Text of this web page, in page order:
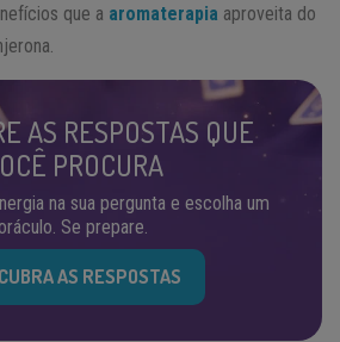
que a aromaterapia aproveita do
AS RESPOSTAS QUE
PROCURA
na sua pergunta e escolha um
Se prepare.
AS RESPOSTAS